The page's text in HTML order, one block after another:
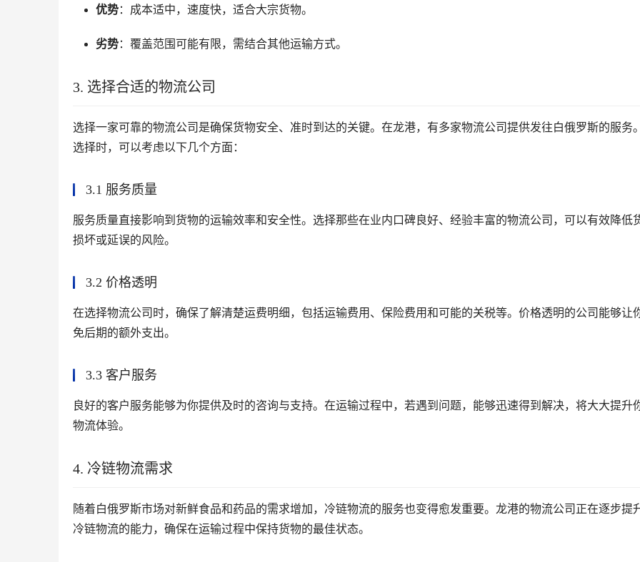
优势：成本适中，速度快，适合大宗货物。
劣势：覆盖范围可能有限，需结合其他运输方式。
3. 选择合适的物流公司
选择一家可靠的物流公司是确保货物安全、准时到达的关键。在龙港，有多家物流公司提供发往白俄罗斯的服务
选择时，可以考虑以下几个方面：
3.1 服务质量
服务质量直接影响到货物的运输效率和安全性。选择那些在业内口碑良好、经验丰富的物流公司，可以有效降低
损坏或延误的风险。
3.2 价格透明
在选择物流公司时，确保了解清楚运费明细，包括运输费用、保险费用和可能的关税等。价格透明的公司能够让
免后期的额外支出。
3.3 客户服务
良好的客户服务能够为你提供及时的咨询与支持。在运输过程中，若遇到问题，能够迅速得到解决，将大大提升
物流体验。
4. 冷链物流需求
随着白俄罗斯市场对新鲜食品和药品的需求增加，冷链物流的服务也变得愈发重要。龙港的物流公司正在逐步提
冷链物流的能力，确保在运输过程中保持货物的最佳状态。